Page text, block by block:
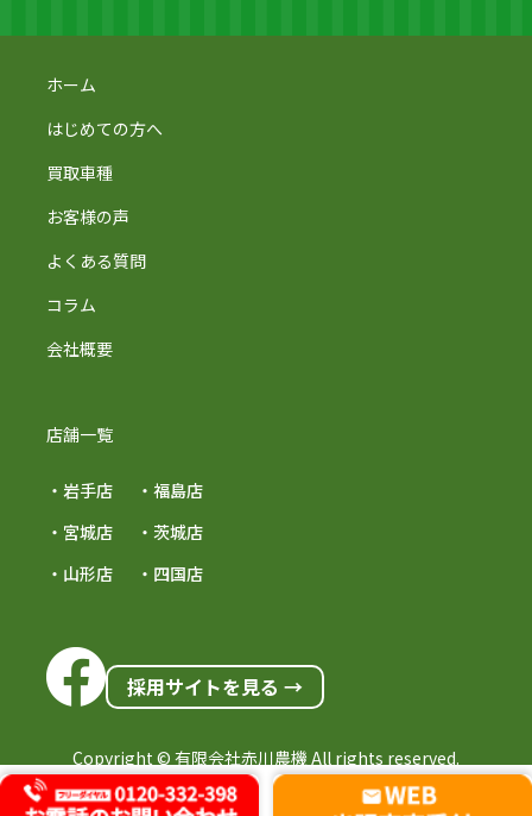
ホーム
はじめての方へ
買取車種
お客様の声
よくある質問
コラム
会社概要
店舗一覧
・岩手店
・宮城店
・山形店
・福島店
・茨城店
・四国店
採用サイトを見る →
Copyright © 有限会社赤川農機 All rights reserved.